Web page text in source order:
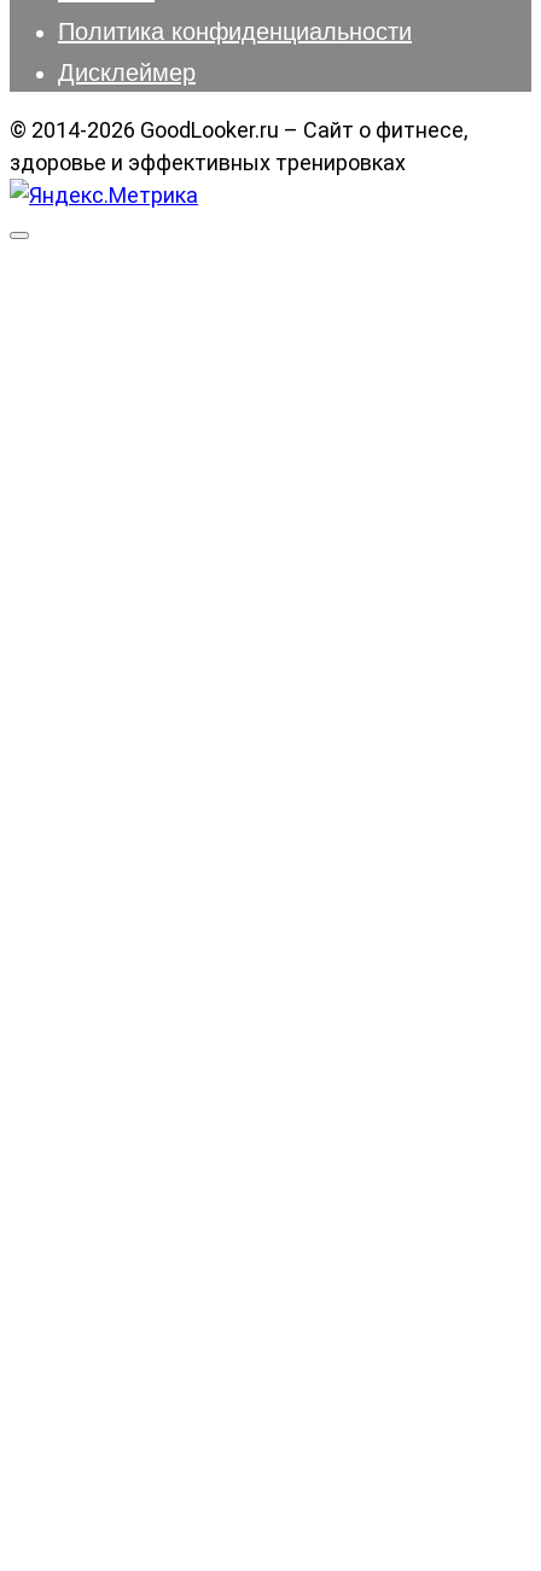
Политика конфиденциальности
Дисклеймер
© 2014-2026 GoodLooker.ru – Сайт о фитнесе,
здоровье и эффективных тренировках